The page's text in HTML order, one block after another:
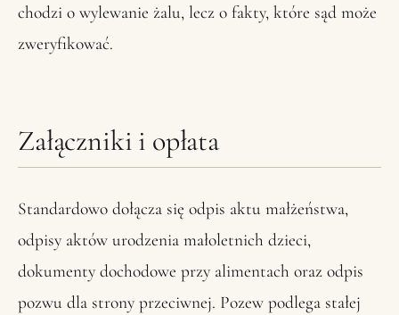
chodzi o wylewanie żalu, lecz o fakty, które sąd może
zweryfikować.
Załączniki i opłata
Standardowo dołącza się odpis aktu małżeństwa,
odpisy aktów urodzenia małoletnich dzieci,
dokumenty dochodowe przy alimentach oraz odpis
pozwu dla strony przeciwnej. Pozew podlega stałej